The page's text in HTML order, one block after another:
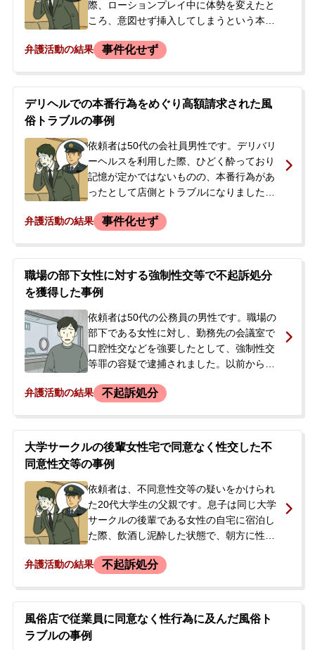
際、ローションプレイ中に体勢を変えたと
ころ、意図せず挿入してしまうという本番
担当者から禁止行為であると指摘され、そ
が提示した金額では合意に至りませんでし
た。依頼者自身が警察を呼びましたが、警
察は民事不介入として対応せず、当事者間
での解決を促されるに留まりました。店側
に免許証の写真を撮られており、早期解決
を望んで弁護士に相談されました。
弁護活動の結果 事件化せず
デリヘルでの本番行為をめぐり高額請求された風
俗トラブルの事例
依頼者は50代の会社員男性です。デリバリ
ーヘルスを利用した際、ひどく酔っており
記憶が定かではないものの、本番行為があ
ったとして店側とトラブルになりました。
の場は解散となりました。後日、依頼者は
金として50万円を支払いました。金銭で事
を収めたいと思う一方、請求額が法外では
ないかと疑問に思い、減額交渉の余地や今
後の事態収拾について相談するため当事務
所に来所されました。
弁護活動の結果 事件化せず
職場の部下女性に対する強制性交等で不起訴処分
を獲得した事例
依頼者は50代の公務員の男性です。職場の
部下である女性に対し、勤務先の会議室で
口腔性交などを強要したとして、強制性交
等罪の容疑で逮捕されました。以前から同
が行為を撮影したデジタルカメラを自宅で
とで警察が介入する事態となりました。逮
捕当日、警察署を通じて本人から弁護依頼
の意向が伝えられ、その後ご家族から正式
にご相談をいただき、受任に至りました。
弁護活動の結果 不起訴処分
大学サークルの後輩女性宅で同意なく性交した不
同意性交等の事例
依頼者は、不同意性交等の疑いをかけられ
た20代大学生の父親です。息子は同じ大学
サークルの後輩である女性の自宅に宿泊し
た際、飲酒し泥酔した状態で、朝方に性行
寄せられており、自宅への宿泊を許された
として警察に被害届を提出しました。事件
から約2か月後、警察から息子に連絡があ
り、取り調べを受ける事態となりました。
弁護活動の結果 不起訴処分
風俗店で従業員に同意なく性行為に及んだ風俗ト
ラブルの事例